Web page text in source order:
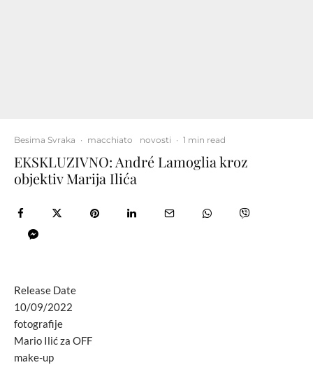
Besima Svraka · macchiato novosti · 1 min read
EKSKLUZIVNO: André Lamoglia kroz
objektiv Marija Ilića
Release Date
10/09/2022
fotografije
Mario Ilić za OFF
make-up